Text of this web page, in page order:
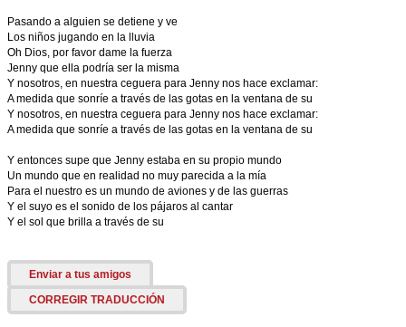
Pasando a alguien se detiene y ve
Los niños jugando en la lluvia
Oh Dios, por favor dame la fuerza
Jenny que ella podría ser la misma
Y nosotros, en nuestra ceguera para Jenny nos hace exclamar:
A medida que sonríe a través de las gotas en la ventana de su
Y nosotros, en nuestra ceguera para Jenny nos hace exclamar:
A medida que sonríe a través de las gotas en la ventana de su
Y entonces supe que Jenny estaba en su propio mundo
Un mundo que en realidad no muy parecida a la mía
Para el nuestro es un mundo de aviones y de las guerras
Y el suyo es el sonido de los pájaros al cantar
Y el sol que brilla a través de su
Enviar a tus amigos
CORREGIR TRADUCCIÓN